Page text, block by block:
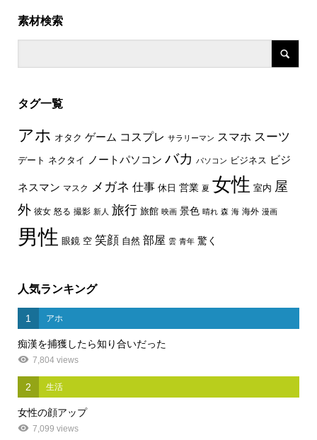
素材検索
タグ一覧
アホ オタク ゲーム コスプレ サラリーマン スマホ スーツ
デート ネクタイ ノートパソコン バカ パソコン ビジネス ビジ
ネスマン マスク メガネ 仕事 休日 営業 夏 女性 室内 屋
外 彼女 怒る 撮影 新人 旅行 旅館 映画 景色 晴れ 森 海 海外 漫画
男性 眼鏡 空 笑顔 自然 部屋 雲 青年 驚く
人気ランキング
1 アホ
痴漢を捕獲したら知り合いだった
7,804 views
2 生活
女性の顔アップ
7,099 views